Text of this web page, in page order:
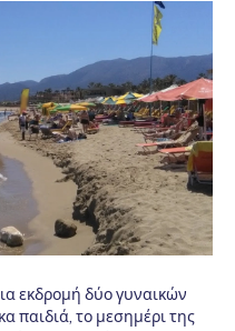
εκδρομή δύο γυναικών
παιδιά, το μεσημέρι της